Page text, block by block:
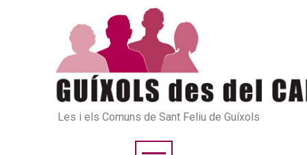
Les i els Comuns de Sant Feliu de Guíxols